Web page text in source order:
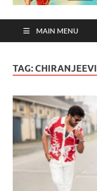
MAIN MENU
TAG: CHIRANJEEVI